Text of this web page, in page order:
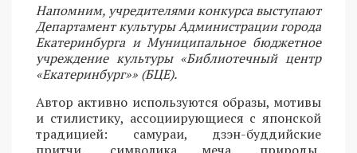
Напомним, учредителями конкурса выступают
Департамент культуры Администрации города
Екатеринбурга и Муниципальное бюджетное
учреждение культуры «Библиотечный центр
«Екатеринбург»» (БЦЕ).
Автор активно используются образы, мотивы
и стилистику, ассоциирующиеся с японской
традицией: самураи, дзэн-буддийские